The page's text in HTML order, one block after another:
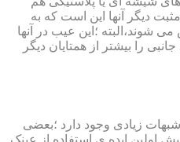
دیگر آنها این است که به
شوند،البته ؛این عیب در آنها
را بیشتر از همتایان دیگر
زیادی وجود دارد ؛بعضی
اولین ایده ی استفاده از عینک